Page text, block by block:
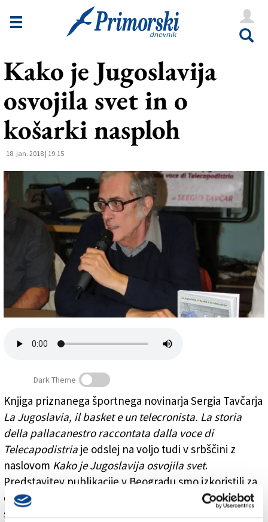
Novice
Goriška
Šport
Še
Vreme
V Kioskih
Zadruga PD
Kako je Jugoslavija
osvojila svet in o
košarki nasploh
18. jan. 2018 | 19:15
Kako je Jugoslavija osvojila svet in o košarki nasploh
Dark Theme
Knjiga priznanega športnega novinarja Sergia Tavčarja
La Jugoslavia, il basket e un telecronista. La storia
della pallacanestro raccontata dalla voce di
Telecapodistria je odslej na voljo tudi v srbščini z
naslovom Kako je Jugoslavija osvojila svet.
Predstavitev publikacije v Beogradu smo izkoristili za
daljši pogovor s košarkarskim izvedencem, ki je
spregovoril o italijanski in slovenski košarki, o evroligi